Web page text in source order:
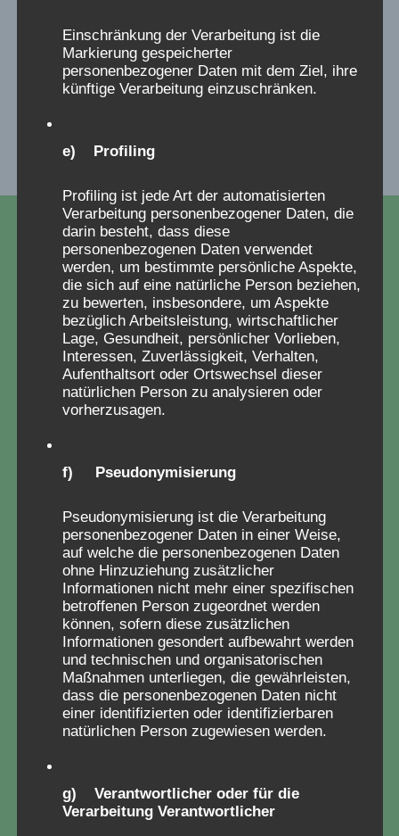
Anja Röhl im
Familienausschuss
Fragebogen für
Verschickungskinder
Seit 2019 engagieren wir uns ehrenamtlich für
Einschränkung der Verarbeitung ist die
Markierung gespeicherter
personenbezogener Daten mit dem Ziel, ihre
künftige Verarbeitung einzuschränken.
e) Profiling
Profiling ist jede Art der automatisierten
Verarbeitung personenbezogener Daten, die
darin besteht, dass diese
personenbezogenen Daten verwendet
werden, um bestimmte persönliche Aspekte,
die sich auf eine natürliche Person beziehen,
zu bewerten, insbesondere, um Aspekte
bezüglich Arbeitsleistung, wirtschaftlicher
Lage, Gesundheit, persönlicher Vorlieben,
Interessen, Zuverlässigkeit, Verhalten,
Aufenthaltsort oder Ortswechsel dieser
natürlichen Person zu analysieren oder
vorherzusagen.
f) Pseudonymisierung
Pseudonymisierung ist die Verarbeitung
personenbezogener Daten in einer Weise,
auf welche die personenbezogenen Daten
ohne Hinzuziehung zusätzlicher
Informationen nicht mehr einer spezifischen
betroffenen Person zugeordnet werden
können, sofern diese zusätzlichen
Informationen gesondert aufbewahrt werden
und technischen und organisatorischen
Maßnahmen unterliegen, die gewährleisten,
dass die personenbezogenen Daten nicht
einer identifizierten oder identifizierbaren
natürlichen Person zugewiesen werden.
g) Verantwortlicher oder für die
Verarbeitung Verantwortlicher